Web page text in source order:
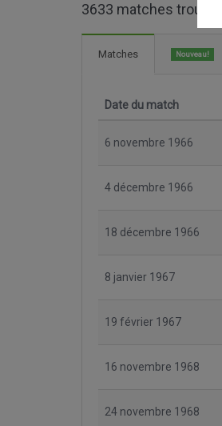
3633 matches trouvés
Matches Nouveau!
Date du match
6 novembre 1966
4 décembre 1966
18 décembre 1966
8 janvier 1967
19 février 1967
16 novembre 1968
24 novembre 1968